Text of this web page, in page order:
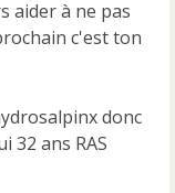
aider à ne pas
c'est ton
donc
32 ans RAS